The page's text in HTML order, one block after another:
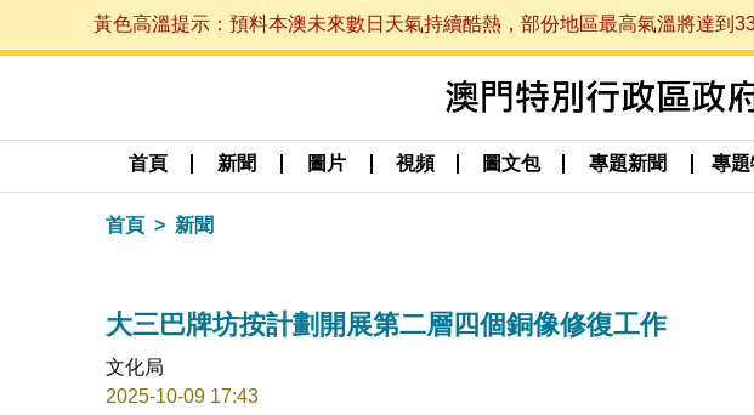
黃色高溫提示：預料本澳未來數日天氣持續酷熱，部份地區最高氣溫將達到
首頁 新聞 圖片 視頻 圖文包 專題新聞 專
首頁 新聞
大三巴牌坊按計劃開展第二層四個銅像修復工作
文化局
2025-10-09 17:43